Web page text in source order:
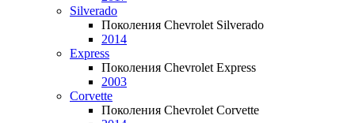
Silverado
Поколения Chevrolet Silverado
2014
Express
Поколения Chevrolet Express
2003
Corvette
Поколения Chevrolet Corvette